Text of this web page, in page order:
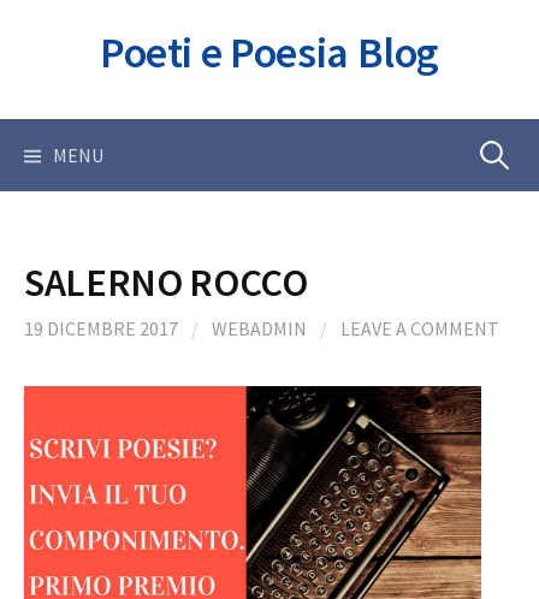
Poeti e Poesia Blog
MENU Ricerca
SALERNO ROCCO
19 DICEMBRE 2017 / WEBADMIN / LEAVE A COMMENT